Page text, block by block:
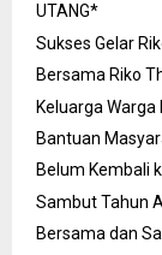
UTANG*
Sukses Gelar
Bersama Riko
Keluarga
Bantuan
Belum Kembali
Sambut Tahun
Bersama dan